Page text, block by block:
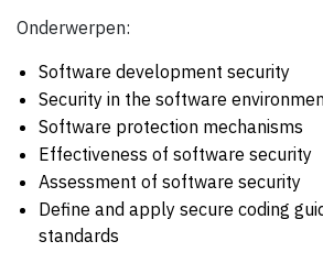
Onderwerpen:
Software development security
Security in the software
Software protection mechanisms
Effectiveness of software security
Assessment of software security
Define and apply secure coding
standards